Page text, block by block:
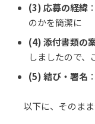
(3) 応募の経緯
のかを簡潔に
(4) 添付書類の
しましたので、
(5) 結び・署名
以下に、そのまま